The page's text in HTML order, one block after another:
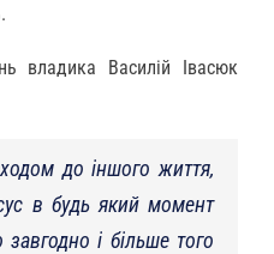
владика Василій Івасюк
до іншого життя,
в будь який момент
і більше того